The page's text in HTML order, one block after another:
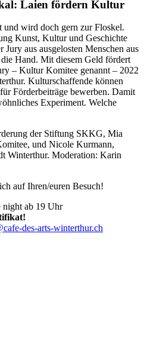
Laien fördern Kultur
wird doch gern zur Floskel.
Kunst, Kultur und Geschichte
aus ausgelosten Menschen aus
Hand. Mit diesem Geld fördert
– Kultur Komitee genannt – 2022
Kulturschaffende können
Förderbeiträge bewerben. Damit
Experiment. Welche
der Stiftung SKKG, Mia
und Nicole Kurmann,
Winterthur. Moderation: Karin
auf Ihren/euren Besuch!
night ab 19 Uhr
des-arts-winterthur.ch